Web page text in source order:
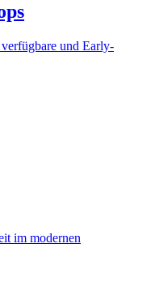
und Early-
im modernen